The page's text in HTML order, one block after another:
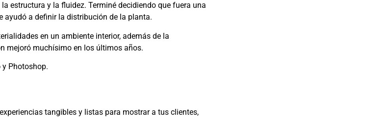
estructura y la fluidez. Terminé decidiendo que fuera una
ayudó a definir la distribución de la planta.
en un ambiente interior, además de la
mejoró muchísimo en los últimos años.
y Photoshop.
tangibles y listas para mostrar a tus clientes,